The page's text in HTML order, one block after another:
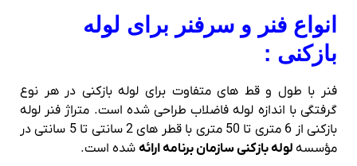
انواع فنر و سرفنر برای لوله
بازکنی :
فنر با طول و قط های متفاوت برای لوله بازکنی در هر نوع
گرفتگی با اندازه لوله فاضلاب طراحی شده است. متراژ فنر لوله
بازکنی از 6 متری تا 50 متری با قطر های 2 سانتی تا 5 سانتی در
مؤسسهلوله بازکنی سازمان برنامه ارائهشده است.